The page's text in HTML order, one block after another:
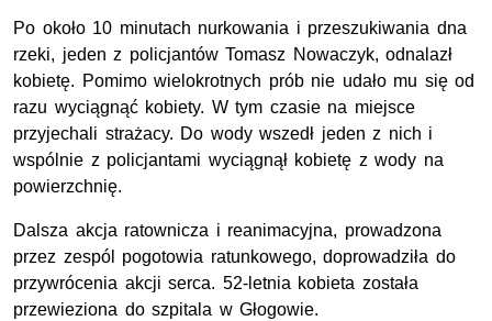
Po około 10 minutach nurkowania i przeszukiwania dna
rzeki, jeden z policjantów Tomasz Nowaczyk, odnalazł
kobietę. Pomimo wielokrotnych prób nie udało mu się od
razu wyciągnąć kobiety. W tym czasie na miejsce
przyjechali strażacy. Do wody wszedł jeden z nich i
wspólnie z policjantami wyciągnął kobietę z wody na
powierzchnię.
Dalsza akcja ratownicza i reanimacyjna, prowadzona
przez zespól pogotowia ratunkowego, doprowadziła do
przywrócenia akcji serca. 52-letnia kobieta została
przewieziona do szpitala w Głogowie.